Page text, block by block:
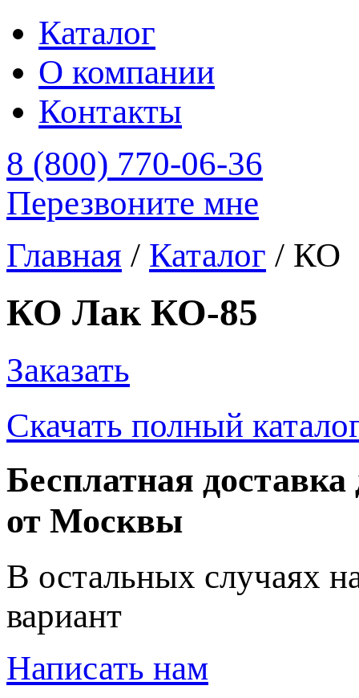
Каталог
О компании
Контакты
8 (800) 770-06-36
Перезвоните мне
Главная / Каталог / КО
КО Лак КО-85
Заказать
Скачать полный
Бесплатная доставка
от Москвы
В остальных случаях
вариант
Написать нам